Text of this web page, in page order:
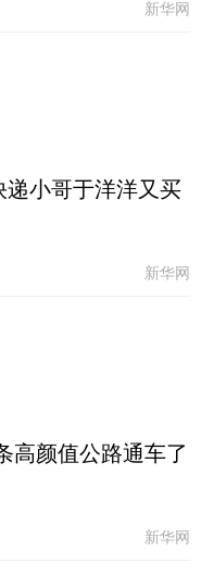
新华网
小哥于洋洋又买
新华网
高颜值公路通车了
新华网